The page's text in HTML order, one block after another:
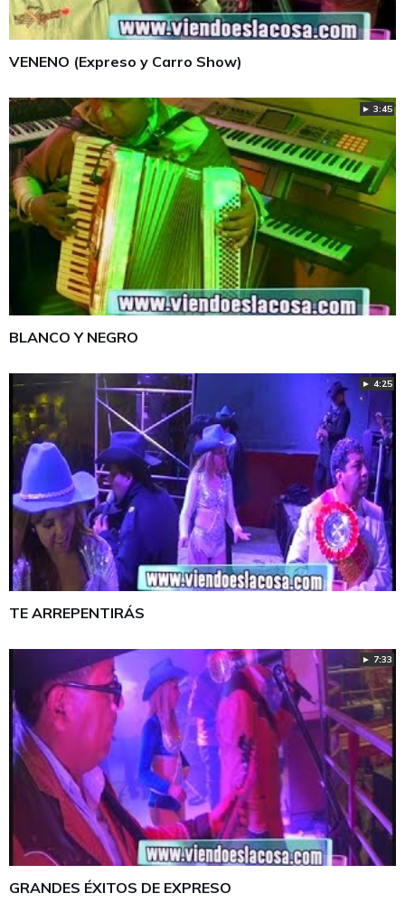
VENENO (Expreso y Carro Show)
► 3:45
BLANCO Y NEGRO
► 4:25
TE ARREPENTIRÁS
► 7:33
GRANDES ÉXITOS DE EXPRESO